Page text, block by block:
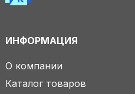
ИНФОРМАЦИЯ
О компании
Каталог товаров